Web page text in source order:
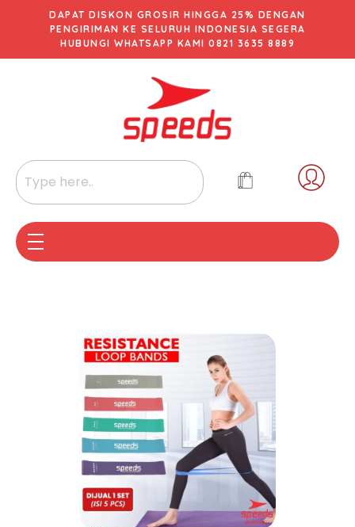
DAPAT DISKON GROSIR HINGGA 25% DENGAN
PENGIRIMAN KE SELURUH INDONESIA SEGERA
HUBUNGI WHATSAPP KAMI 0821 3635 8889